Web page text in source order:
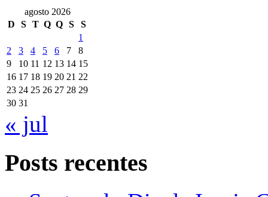
agosto 2026
D
S T Q Q S
S
1
2
3 4 5 6 7
8
9
10 11 12 13 14 15
16 17 18 19 20 21 22
23 24 25 26 27 28 29
30 31
« jul
Posts recentes